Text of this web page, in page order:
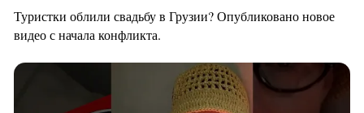
Туристки облили свадьбу в Грузии? Опубликовано новое
видео с начала конфликта.